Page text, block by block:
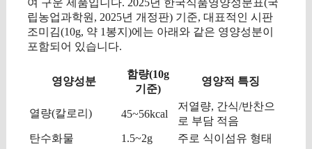
여 구운 제품입니다. 2025년 한국식품영양성분표(국
립농업과학원, 2025년 개정판) 기준, 대표적인 시판
조미김(10g, 약 1봉지)에는 아래와 같은 영양성분이
포함되어 있습니다.
영양성분
함량(10g
기준)
영양적 특징
열량(칼로리) 45~56kcal
저열량, 간식/반찬으
로 부담 적음
탄수화물
1.5~2g
주로 식이섬유 형태